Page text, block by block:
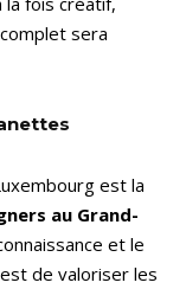
sera
est la
au Grand-
et le
de valoriser les